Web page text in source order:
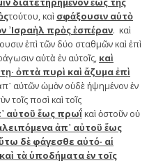
τούτου, καὶ σφάξουσιν αὐτὸ
᾿Ισραὴλ πρὸς ἑσπέραν. καὶ
ἐπὶ τῶν δύο σταθμῶν καὶ ἐπὶ
αὐτὰ ἐν αὐτοῖς, καὶ
ὀπτὰ πυρὶ καὶ ἄζυμα ἐπὶ
αὐτῶν ὠμὸν οὐδὲ ἡψημένον ἐν
τοῖς ποσὶ καὶ τοῖς
αὐτοῦ ἕως πρωΐκαὶ ὀστοῦν οὐ
ἀπ᾿ αὐτοῦ ἕως
δὲ φάγεσθε αὐτό· αἱ
τὰ ὑποδήματα ἐν τοῖς